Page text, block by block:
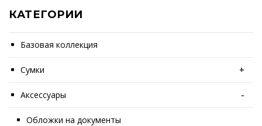
КАТЕГОРИИ
Базовая коллекция
Сумки +
Аксессуары -
Обложки на документы